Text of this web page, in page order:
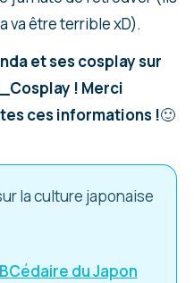
va être terrible xD).
et ses cosplay sur
! Merci
ces informations !🙂
la culture japonaise
du Japon